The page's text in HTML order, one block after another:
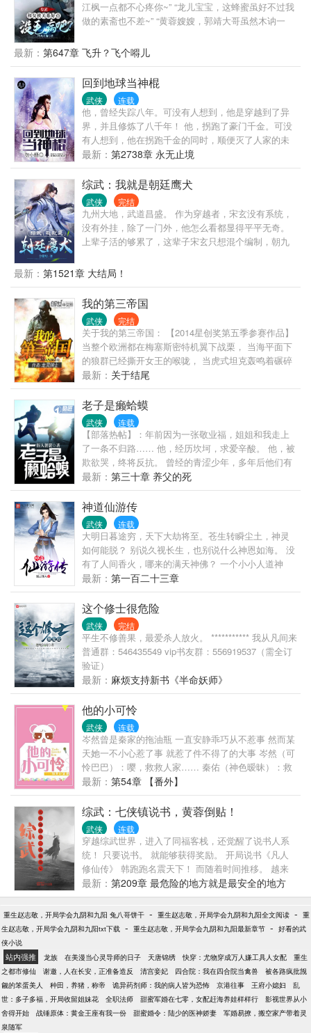
江枫一点都不心疼你~” “龙儿宝宝，这蜂蜜虽好不过我
做的素斋也不差~” “黄蓉嫂嫂，郭靖大哥虽然木讷一
最新： 第647章 飞升？飞个嘚儿
回到地球当神棍
武侠 连载
他，曾经失踪八年。可没有人想到，他是穿越到了异
界，并且修炼了八千年！ 他，拐跑了豪门千金。可没
有人想到，他在拐跑千金的同时，顺便灭了人家的未
婚夫。 他，在寻找妹妹。可没有人想到，他在找妹妹
的过程中，同时干翻了地球上的所有大势力。 他能炼
丹，会打架，若是有人惹了他……
最新： 第2738章 永无止境
综武：我就是朝廷鹰犬
武侠 完结
九州大地，武道昌盛。 作为穿越者，宋玄没有系统，
没有外挂，除了一门外，他怎么看都显得平平无奇。
上辈子活的够累了，这辈子宋玄只想混个编制，朝九
的宋玄渐渐发现，他想混日子，可总是有人急着上门
来送死。 怎么办？ 只能想办法全埋了！ （本书综
武，融合了金古黄等武侠世界中的人物，不喜误入，
谢谢！）
最新： 第1521章 大结局！
我的第三帝国
武侠 完结
关于我的第三帝国： 【2014星创奖第五季参赛作品】
当整个欧洲都在梅塞斯密特机翼下战栗， 当海平面下
的狼群已经撕开女王的喉咙， 当虎式坦克轰鸣着碾碎
了莫斯科的城墙， 阿卡多站在众多记者面前，满脸微
笑： “除了上帝，没人能阻止第三帝国的扩张。”
最新： 关于结尾
老子是癞蛤蟆
武侠 连载
【部落热帖】：年前因为一张敬业福，姐姐和我走上
了一条不归路…… 他，经历坎坷，求爱辛酸。 他，被
欺欲哭，终将反抗。 曾经的青涩少年，多年后他们有
的洗心革面，有的牢底坐穿，有的亡命天涯，四海为
家，有的飞黄腾达，风光无限…… 他们也曾梦想成为
王者，可最终还是堕落成为落寞…… 这里没有金手
指，没有光环，有的只是一双铁拳与铮铮傲骨，有的
只是现实残酷腐败的人生与社会…… 新书期保底两
更，保质保量。
最新： 第三十章 养父的死
神道仙游传
武侠 连载
大明日暮途穷，天下大劫将至。苍生转瞬尘土，神灵
如何能脱？ 别说久视长生，也别说什么神恩如海。 没
有了人间香火，哪来的满天神佛？ 一个小小人道神
灵，想要在这大争之世活下去，除了挣扎还是挣扎。
本书群号576237603，欢迎加入
最新： 第一百二十三章
这个修士很危险
武侠 完结
平生不修善果，最爱杀人放火。 *********** 我从凡间来
普通群：546435549 vip书友群：556919537（需全订
验证）
最新： 麻烦支持新书《半命妖师》
他的小可怜
武侠 连载
岑然曾是秦家的拖油瓶 一直安静乖巧从不惹事 然而某
天她一不小心惹了事 就惹了件不得了的大事 岑然（可
怜巴巴）：嘤，救救人家…… 秦佑（神色暧昧）：救
你可以，不过你拿什么报答我？ 【阅读提示】 1.温柔
甜美女主vs富二代太子爷男主 2.女主超甜超美，从小
就各种讨人喜爱；男主实力强背景强。 3.日更，喜欢
就收藏一下吧=w= 蟹蟹基友流兮冉滴封面~ 截止8.27
晚12点，v章2分留言都送红包，求支持正版么么哒~
推荐基友流兮冉的文《请你改邪归我》，正文已完结
搜书名就可以啦~ 基友预收《哥哥一直在黑化》，搜
作者名“流兮冉”点进专栏就可以收藏啦~ 作者下本现言
预收《她美得很可口》，点进作者菌的专栏就能看到~
最新： 第54章 【番外】
综武：七侠镇说书，黄蓉倒贴！
武侠 连载
穿越综武世界，进入了同福客栈，还觉醒了说书人系
统！ 只要说书。 就能够获得奖励。 开局说书《凡人
修仙传》 韩跑跑名震天下！ 而随着时间推移。 越来
越多的经典神作现世。 叶无风的实力也越来越强。 这
一切，还得从第一次说书，黄蓉果断上钩开始说起！
最新： 第209章 最危险的地方就是最安全的地方
重生赵志敬，开局学会九阴和九阳 兔八哥饼干 - 重生赵志敬，开局学会九阴和九阳全文阅读 - 重
生赵志敬，开局学会九阴和九阳txt下载 - 重生赵志敬，开局学会九阴和九阳最新章节 - 好看的武
侠小说
站内强推 龙族 在美漫当心灵导师的日子 天唐锦绣 快穿：尤物穿成万人嫌工具人女配
重生
之都市修仙
谢邀，人在长安，正准备造反 清宫妾妃 四合院：我在四合院当禽兽
被各路疯批觊
觎的笨蛋美人
种田，养猪，称帝 诡异药剂师：我的病人皆为恐怖 京港往事 王府小媳妇
乱
世：多子多福，开局收留姐妹花
全职法师 甜蜜军婚在七零，女配赶海养娃样样行
影视世界从小
舍得开始
战锤原体：黄金王座有我一份 甜蜜婚令：陆少的医神娇妻
军婚易撩，搬空家产带着灵
泉随军